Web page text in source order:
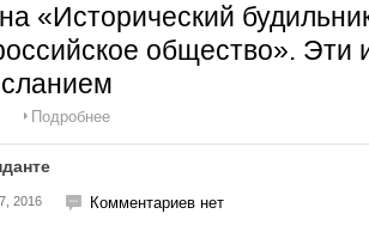
«Исторический
общество». Эти
Подробнее
2016
Комментариев нет